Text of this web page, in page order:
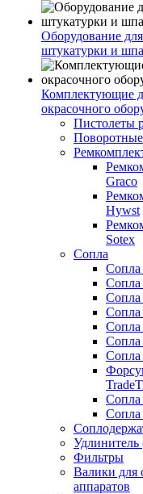
Оборудование для
штукатурки и
Комплектующие
окрасочного
Пистолеты
Graco
Hywst
Sotex
Сопла
Сопла
Сопла
Сопла
Сопла
Сопла
Сопла
Сопла
Удлинитель
Фильтры
Валики для
аппаратов